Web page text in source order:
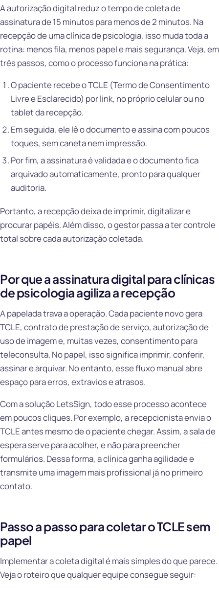
A autorização digital reduz o tempo de coleta de
assinatura de 15 minutos para menos de 2 minutos. Na
recepção de uma clínica de psicologia, isso muda toda a
rotina: menos fila, menos papel e mais segurança. Veja, em
três passos, como o processo funciona na prática:
O paciente recebe o TCLE (Termo de Consentimento
Livre e Esclarecido) por link, no próprio celular ou no
tablet da recepção.
Em seguida, ele lê o documento e assina com poucos
toques, sem caneta nem impressão.
Por fim, a assinatura é validada e o documento fica
arquivado automaticamente, pronto para qualquer
auditoria.
Portanto, a recepção deixa de imprimir, digitalizar e
procurar papéis. Além disso, o gestor passa a ter controle
total sobre cada autorização coletada.
Por que a assinatura digital para clínicas
de psicologia agiliza a recepção
A papelada trava a operação. Cada paciente novo gera
TCLE, contrato de prestação de serviço, autorização de
uso de imagem e, muitas vezes, consentimento para
teleconsulta. No papel, isso significa imprimir, conferir,
assinar e arquivar. No entanto, esse fluxo manual abre
espaço para erros, extravios e atrasos.
Com a solução LetsSign, todo esse processo acontece
em poucos cliques. Por exemplo, a recepcionista envia o
TCLE antes mesmo de o paciente chegar. Assim, a sala de
espera serve para acolher, e não para preencher
formulários. Dessa forma, a clínica ganha agilidade e
transmite uma imagem mais profissional já no primeiro
contato.
Passo a passo para coletar o TCLE sem
papel
Implementar a coleta digital é mais simples do que parece.
Veja o roteiro que qualquer equipe consegue seguir: